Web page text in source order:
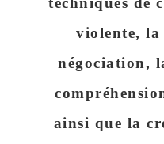
violente, la
négociation,
ainsi que la